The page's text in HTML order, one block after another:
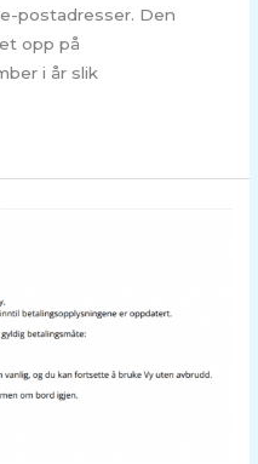
postadresser. Den
opp på
i år slik